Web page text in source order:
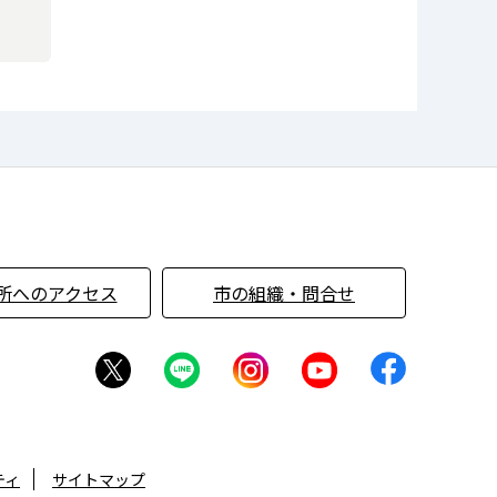
へのアクセス 市の組織・問合せ
サイトマップ